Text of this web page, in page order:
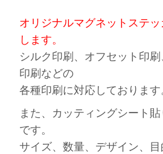
オリジナルマグネットステ
します。
シルク印刷、オフセット印
印刷などの
各種印刷に対応しております
また、カッティングシート
です。
サイズ、数量、デザイン、